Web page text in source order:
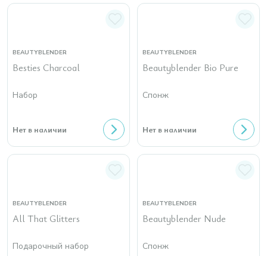
BEAUTYBLENDER
Besties Charcoal
Набор
Нет в наличии
BEAUTYBLENDER
Beautyblender Bio Pure
Спонж
Нет в наличии
BEAUTYBLENDER
All That Glitters
Подарочный набор
BEAUTYBLENDER
Beautyblender Nude
Спонж